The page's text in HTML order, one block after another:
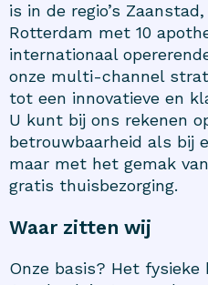
is in de regio’s
Rotterdam met 10
internationaal
onze multi-channel
tot een innovatieve en
U kunt bij ons rekenen
betrouwbaarheid als bij
maar met het gemak
gratis thuisbezorging.
Waar zitten wij
Onze basis? Het fysieke